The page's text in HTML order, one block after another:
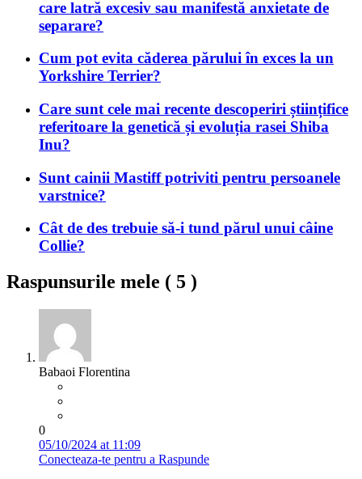
care latră excesiv sau manifestă anxietate de
separare?
Cum pot evita căderea părului în exces la un
Yorkshire Terrier?
Care sunt cele mai recente descoperiri științifice
referitoare la genetică și evoluția rasei Shiba
Inu?
Sunt cainii Mastiff potriviti pentru persoanele
varstnice?
Cât de des trebuie să-i tund părul unui câine
Collie?
Raspunsurile mele ( 5 )
Babaoi Florentina
0
05/10/2024 at 11:09
Conecteaza-te pentru a Raspunde